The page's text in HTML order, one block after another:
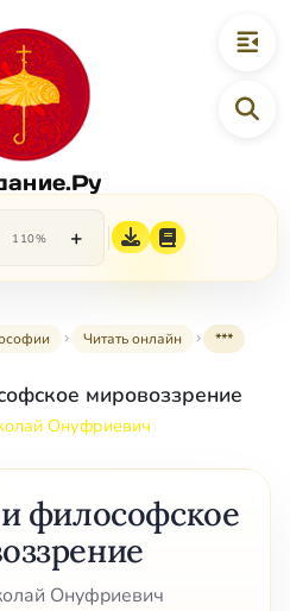
110% +
Читать онлайн ***
мировоззрение
Онуфриевич
философское
Онуфриевич